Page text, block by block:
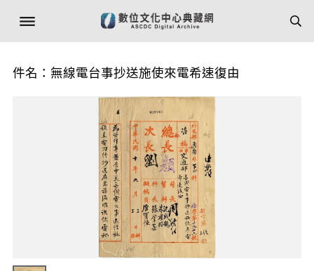
件名：無線電台事抄送施使來電希速復由